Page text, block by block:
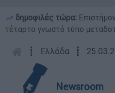
δημοφιλές τώρα:
τέταρτο γνωστό τύπο
┋ Ελλάδα ┋
Newsroom